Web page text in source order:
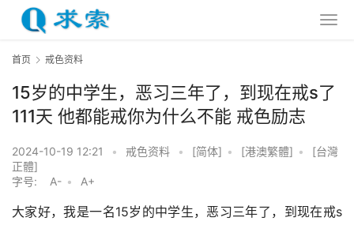
首页 戒色资料
15岁的中学生，恶习三年了，到现在戒s了
111天 他都能戒你为什么不能 戒色励志
2024-10-19 12:21 • 戒色资料 • [简体] • [港澳繁體] •
[台灣
正體]
字号:
A- • A+
大家好，我是一名15岁的中学生，恶习三年了，到现在戒s